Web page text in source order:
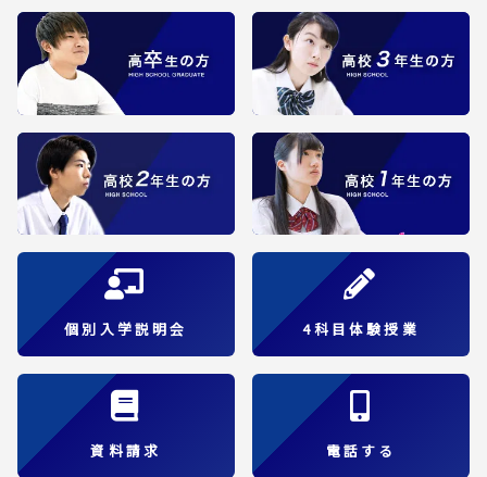
個別入学説明会 4科目体験授業
資料請求 電話する